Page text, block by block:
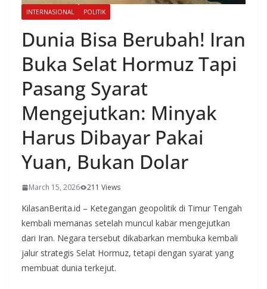
INTERNASIONAL POLITIK
Dunia Bisa Berubah! Iran
Buka Selat Hormuz Tapi
Pasang Syarat
Mengejutkan: Minyak
Harus Dibayar Pakai
Yuan, Bukan Dolar
March 15, 2026 211 Views
KilasanBerita.id – Ketegangan geopolitik di Timur Tengah
kembali memanas setelah muncul kabar mengejutkan
dari Iran. Negara tersebut dikabarkan membuka kembali
jalur strategis Selat Hormuz, tetapi dengan syarat yang
membuat dunia terkejut.